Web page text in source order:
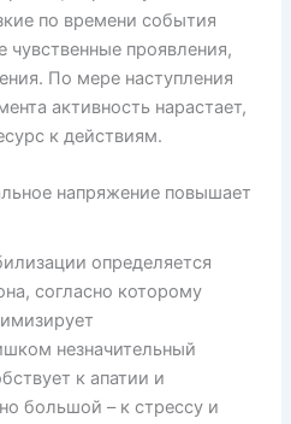
по времени события
проявления,
По мере наступления
активность нарастает,
к действиям.
напряжение повышает
определяется
согласно которому
незначительный
к апатии и
большой – к стрессу и